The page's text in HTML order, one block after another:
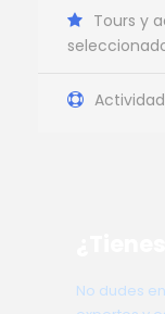
Tours y
No dudes